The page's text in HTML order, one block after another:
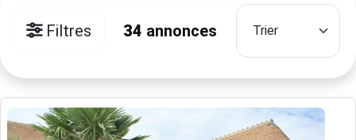
Filtres 34 annonces